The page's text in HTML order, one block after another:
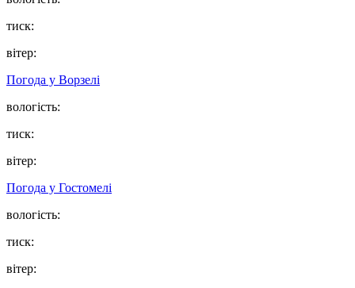
тиск:
вітер:
Погода у Ворзелі
вологість:
тиск:
вітер:
Погода у Гостомелі
вологість:
тиск:
вітер: